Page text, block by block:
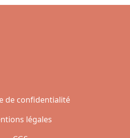
de confidentialité
légales